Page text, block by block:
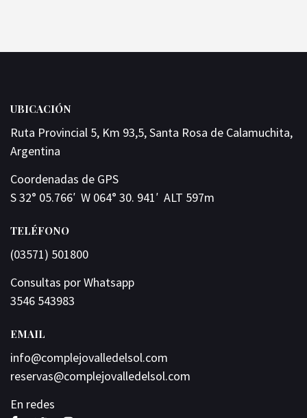
UBICACIÓN
Ruta Provincial 5, Km 93,5, Santa Rosa de Calamuchita,
Argentina
Coordenadas de GPS
S 32° 05.766′ W 064° 30. 941′ ALT 597m
TELÉFONO
(03571) 501800
Consultas por Whatsapp
3546 543983
EMAIL
info@complejovalledelsol.com
reservas@complejovalledelsol.com
En redes